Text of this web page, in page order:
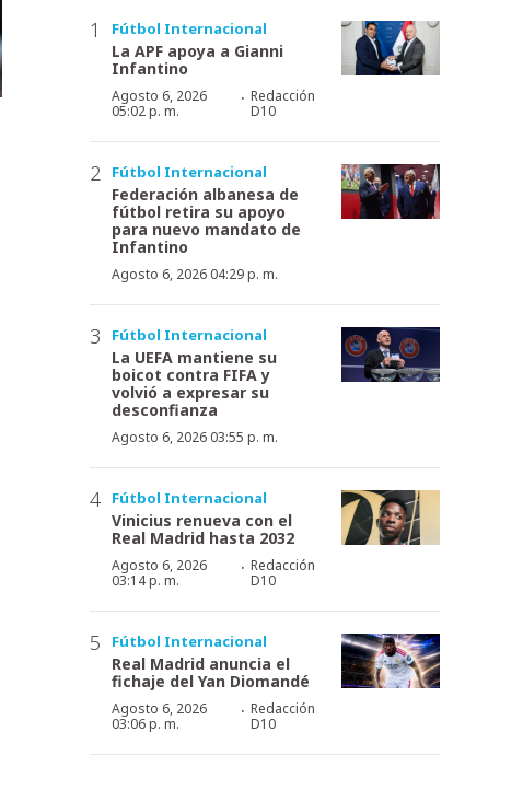
Fútbol Internacional
La APF apoya a Gianni
Infantino
Agosto 6, 2026
05:02 p. m.
· Redacción
D10
Fútbol Internacional
Federación albanesa de
fútbol retira su apoyo
para nuevo mandato de
Infantino
Agosto 6, 2026 04:29 p. m.
Fútbol Internacional
La UEFA mantiene su
boicot contra FIFA y
volvió a expresar su
desconfianza
Agosto 6, 2026 03:55 p. m.
Fútbol Internacional
Vinicius renueva con el
Real Madrid hasta 2032
Agosto 6, 2026
03:14 p. m.
· Redacción
D10
Fútbol Internacional
Real Madrid anuncia el
fichaje del Yan Diomandé
Agosto 6, 2026
03:06 p. m.
· Redacción
D10